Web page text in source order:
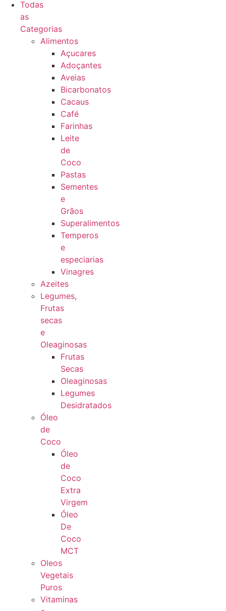
Todas
as
Categorias
Alimentos
Açucares
Adoçantes
Aveias
Bicarbonatos
Cacaus
Café
Farinhas
Leite
de
Coco
Pastas
Sementes
e
Grãos
Superalimentos
Temperos
e
especiarias
Vinagres
Azeites
Legumes,
Frutas
secas
e
Oleaginosas
Frutas
Secas
Oleaginosas
Legumes
Desidratados
Óleo
de
Coco
Óleo
de
Coco
Extra
Virgem
Óleo
De
Coco
MCT
Oleos
Vegetais
Puros
Vitaminas